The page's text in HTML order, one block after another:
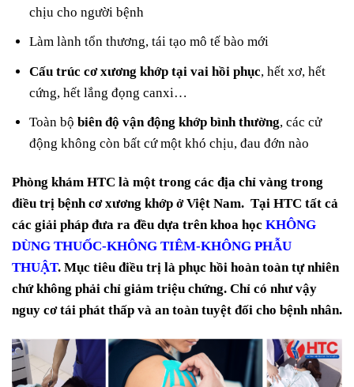
chịu cho người bệnh
Làm lành tổn thương, tái tạo mô tế bào mới
Cấu trúc cơ xương khớp tại vai hồi phục, hết xơ, hết
cứng, hết lắng đọng canxi…
Toàn bộbiên độ vận động khớp bình thường, các cử
động không còn bất cứ một khó chịu, đau đớn nào
Phòng khám HTC là một trong các địa chỉ vàng trong
điều trị bệnh cơ xương khớp ở Việt Nam. Tại HTC tất cả
các giải pháp đưa ra đều dựa trên khoa học KHÔNG
DÙNG THUỐC-KHÔNG TIÊM-KHÔNG PHẪU
THUẬT. Mục tiêu điều trị là phục hồi hoàn toàn tự nhiên
chứ không phải chỉ giảm triệu chứng. Chỉ có như vậy
nguy cơ tái phát thấp và an toàn tuyệt đối cho bệnh nhân.